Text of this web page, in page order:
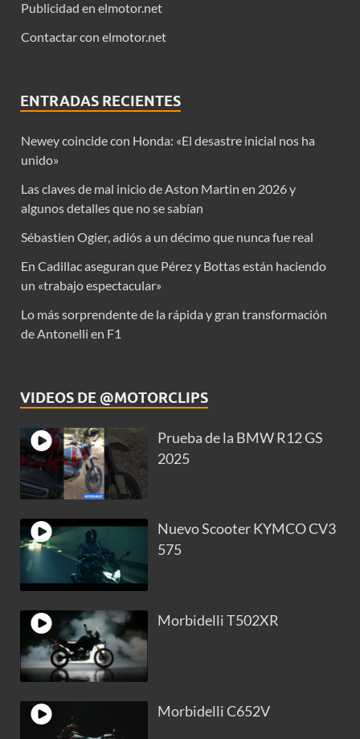
Publicidad en elmotor.net
Contactar con elmotor.net
ENTRADAS RECIENTES
Newey coincide con Honda: «El desastre inicial nos ha
unido»
Las claves de mal inicio de Aston Martin en 2026 y
algunos detalles que no se sabían
Sébastien Ogier, adiós a un décimo que nunca fue real
En Cadillac aseguran que Pérez y Bottas están haciendo
un «trabajo espectacular»
Lo más sorprendente de la rápida y gran transformación
de Antonelli en F1
VIDEOS DE @MOTORCLIPS
Prueba de la BMW R12 GS
2025
Nuevo Scooter KYMCO CV3
575
Morbidelli T502XR
Morbidelli C652V